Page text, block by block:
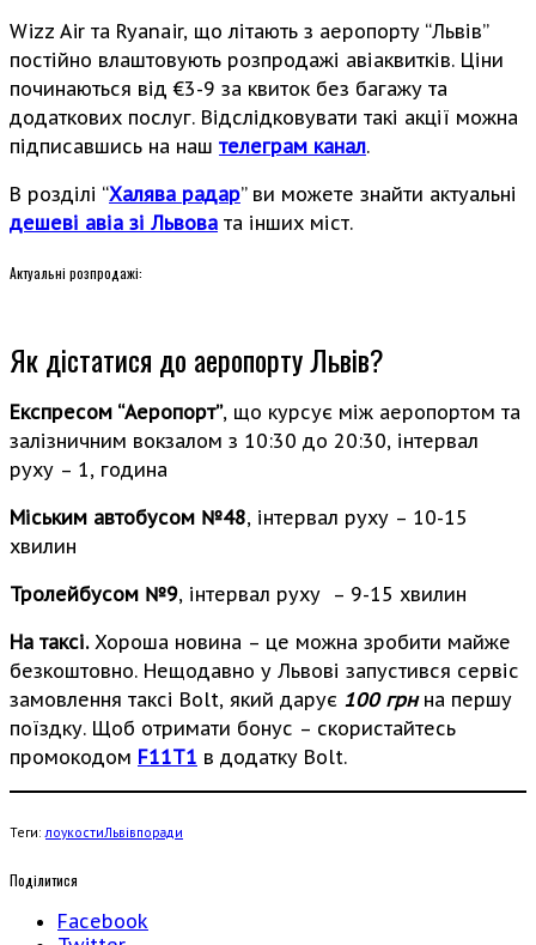
Wizz Air та Ryanair, що літають з аеропорту “Львів”
постійно влаштовують розпродажі авіаквитків. Ціни
починаються від €3-9 за квиток без багажу та
додаткових послуг. Відслідковувати такі акції можна
підписавшись на наш телеграм канал.
В розділі “Халява радар” ви можете знайти актуальні
дешеві авіа зі Львова та інших міст.
Актуальні розпродажі:
Як дістатися до аеропорту Львів?
Експресом “Аеропорт”, що курсує між аеропортом та
залізничним вокзалом з 10:30 до 20:30, інтервал
руху – 1, година
Міським автобусом №48, інтервал руху – 10-15
хвилин
Тролейбусом №9, інтервал руху – 9-15 хвилин
На таксі.Хороша новина – це можна зробити майже
безкоштовно. Нещодавно у Львові запустився сервіс
замовлення таксі Bolt, який дарує 100 грнна першу
поїздку. Щоб отримати бонус – скористайтесь
промокодом F11T1 в додатку Bolt.
Теги:лоукостиЛьвівпоради
Поділитися
Facebook